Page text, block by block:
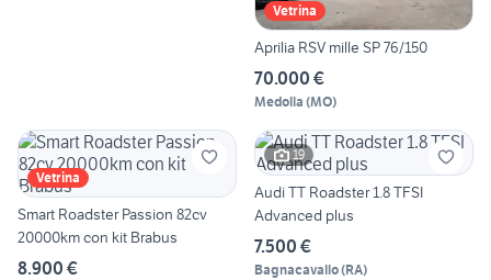
Vetrina
Aprilia RSV mille SP 76/150
70.000 €
Medolla (MO)
Vetrina
Smart Roadster Passion 82cv
20000km con kit Brabus
8.900 €
19
Audi TT Roadster 1.8 TFSI
Advanced plus
7.500 €
Bagnacavallo(RA)